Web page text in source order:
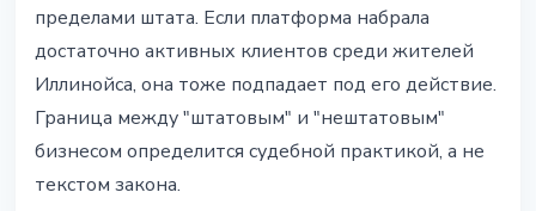
пределами штата. Если платформа набрала
достаточно активных клиентов среди жителей
Иллинойса, она тоже подпадает под его действие.
Граница между "штатовым" и "нештатовым"
бизнесом определится судебной практикой, а не
текстом закона.